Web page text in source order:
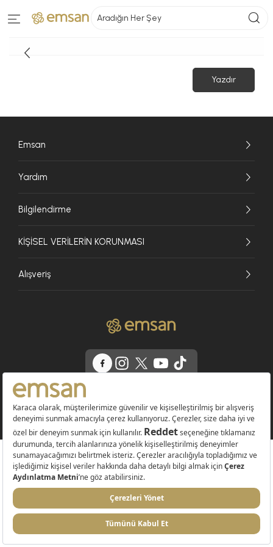
Aradığın Her Şey
Yazdır
Emsan
Yardım
Bilgilendirme
KİŞİSEL VERİLERİN KORUNMASI
Alışveriş
© 2026 EMSAN A.Ş. Tüm Hakları Saklıdır